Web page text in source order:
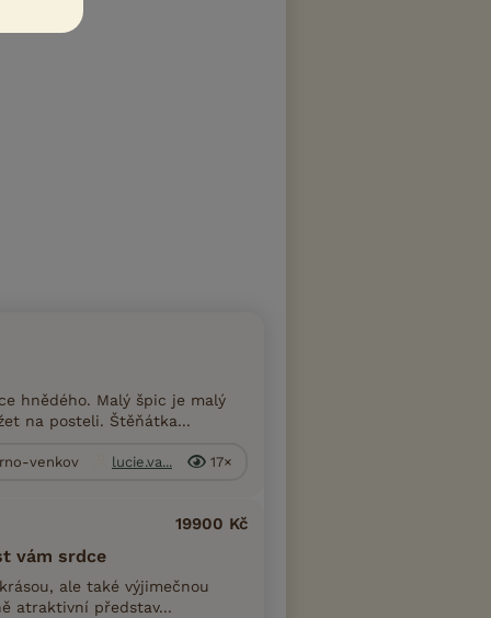
hnědého. Malý špic je malý
na posteli. Štěňátka...
venkov lucie.va... 17×
vám srdce
19900 Kč
ale také výjimečnou
atraktivní představ...